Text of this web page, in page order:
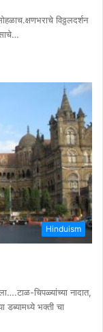
विठ्ठलदर्शन
Hinduism
चिपळ्यांच्या नादात,
डब्यामध्ये भक्ती चा